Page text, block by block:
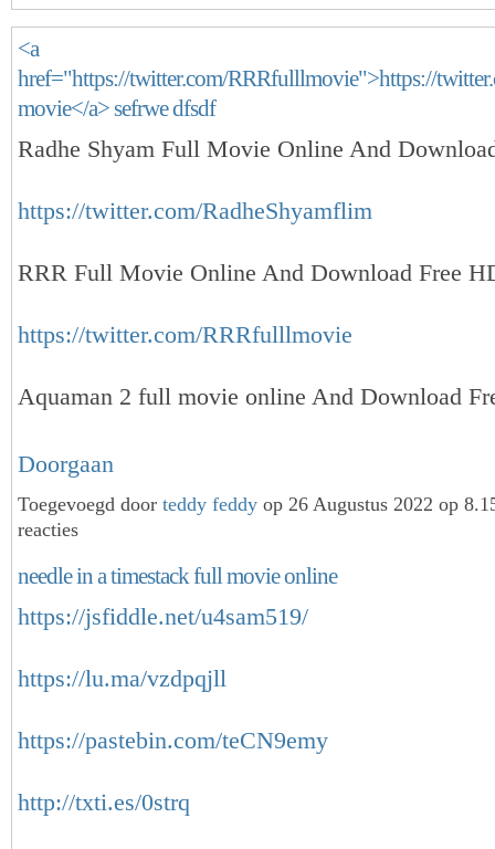
<a
href="https://twitter.com/RRRfulllmovie">https://
movie</a> sefrwe dfsdf
Radhe Shyam Full Movie Online And
https://twitter.com/RadheShyamflim
RRR Full Movie Online And Download Free
https://twitter.com/RRRfulllmovie
Aquaman 2 full movie online And Download
Doorgaan
Toegevoegd door teddy feddy op 26 Augustus 2022 op
reacties
needle in a timestack full movie online
https://jsfiddle.net/u4sam519/
https://lu.ma/vzdpqjll
https://pastebin.com/teCN9emy
http://txti.es/0strq